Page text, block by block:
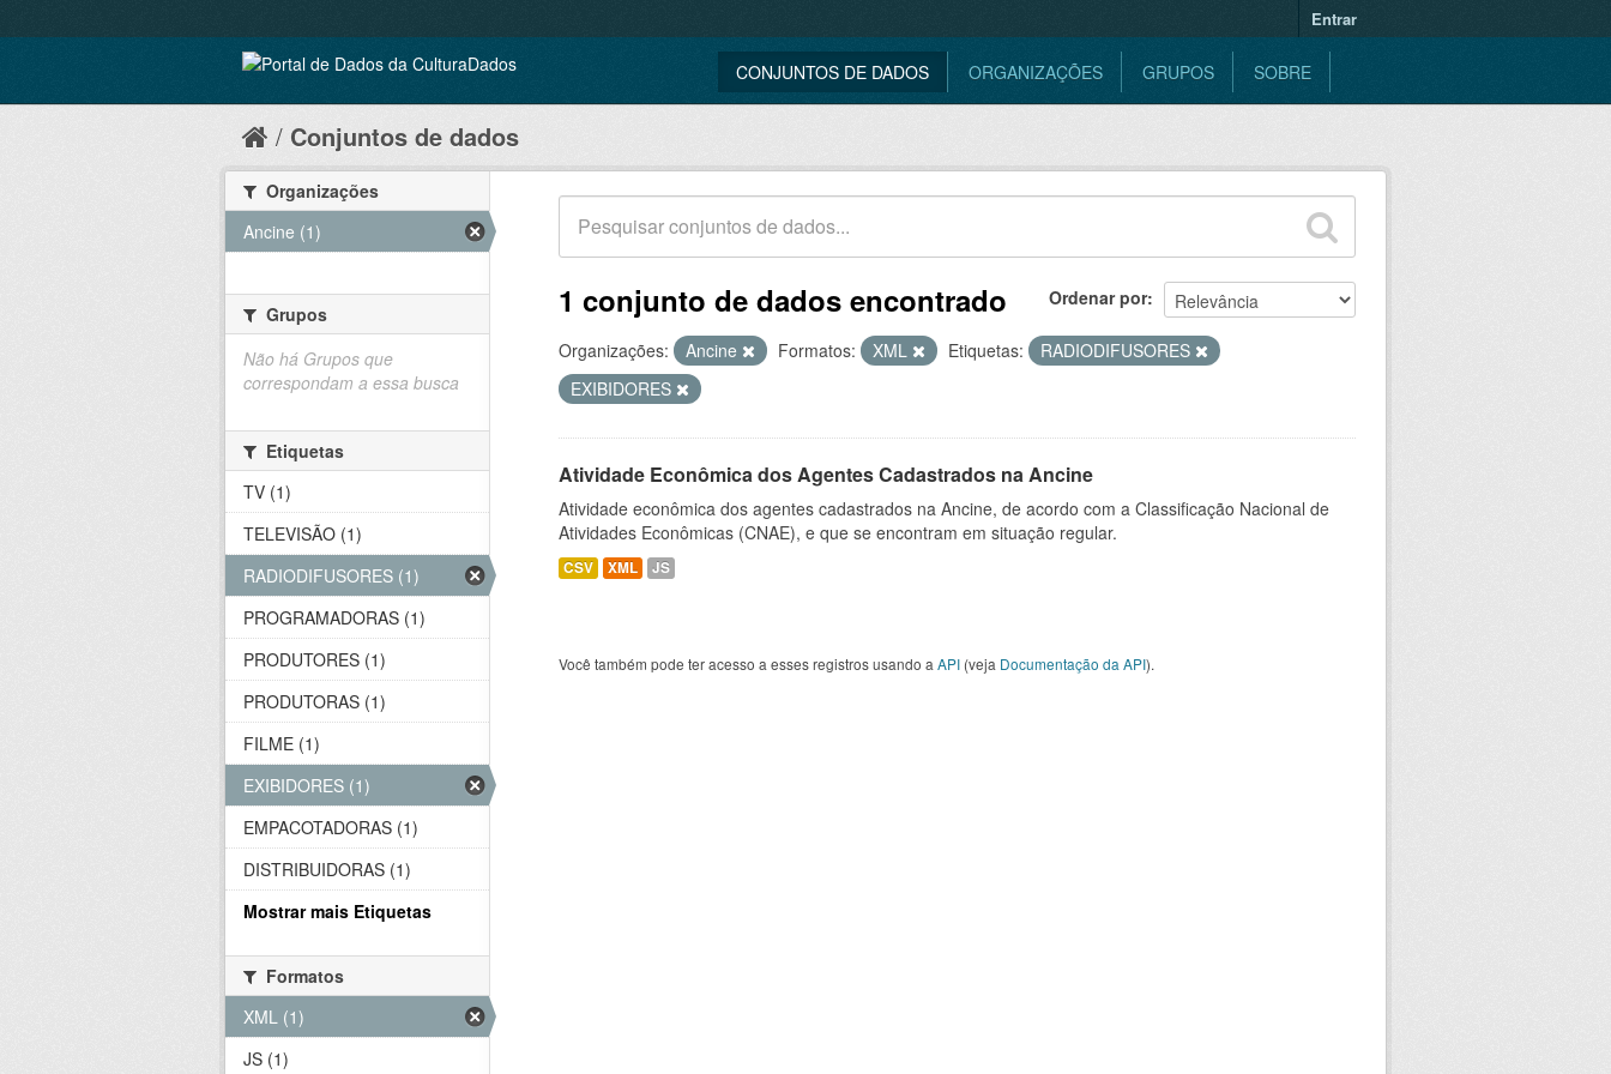
Entrar
CONJUNTOS DE DADOS ORGANIZAÇÕES GRUPOS SOBRE
Conjuntos de dados
Ordenar por
1 conjunto de dados encontrado
Organizações: Ancine Formatos: XML Etiquetas:
RADIODIFUSORES
EXIBIDORES
Atividade Econômica dos Agentes Cadastrados na Ancine
Atividade econômica dos agentes cadastrados na Ancine, de acordo com a Classificação Nacional de
Atividades Econômicas (CNAE), e que se encontram em situação regular.
CSV XML JS
Você também pode ter acesso a esses registros usando a API (veja Documentação da API).
Organizações
Ancine (1)
Grupos
Não há Grupos que
correspondam a essa busca
Etiquetas
TV (1)
TELEVISÃO (1)
RADIODIFUSORES (1)
PROGRAMADORAS (1)
PRODUTORES (1)
PRODUTORAS (1)
FILME (1)
EXIBIDORES (1)
EMPACOTADORAS (1)
DISTRIBUIDORAS (1)
Mostrar mais Etiquetas
Formatos
XML (1)
JS (1)